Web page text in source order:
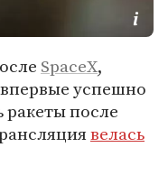
SpaceX,
успешно
ракеты после
велась